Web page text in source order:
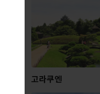
고라쿠엔